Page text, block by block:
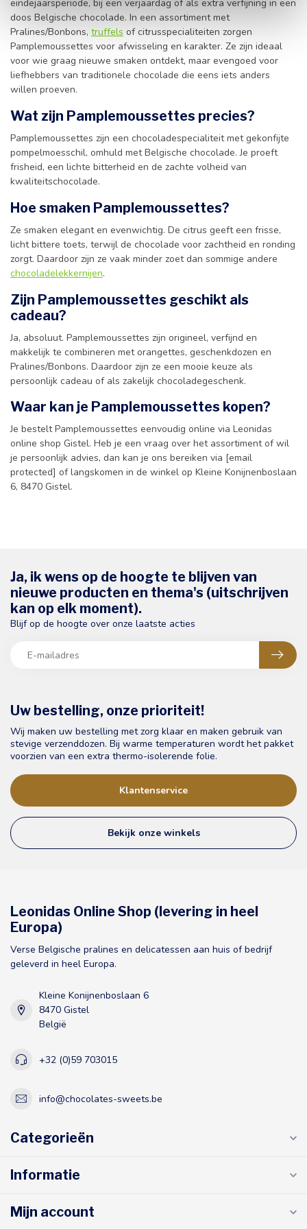
eindejaarsperiode, bij een verjaardag of als extra verfijning in een
doos Belgische chocolade. In een assortiment met
Pralines/Bonbons, truffels of citrusspecialiteiten zorgen
Pamplemoussettes voor afwisseling en karakter. Ze zijn ideaal
voor wie graag nieuwe smaken ontdekt, maar evengoed voor
liefhebbers van traditionele chocolade die eens iets anders
willen proeven.
Wat zijn Pamplemoussettes precies?
Pamplemoussettes zijn een chocoladespecialiteit met gekonfijte
pompelmoesschil, omhuld met Belgische chocolade. Je proeft
frisheid, een lichte bitterheid en de zachte volheid van
kwaliteitschocolade.
Hoe smaken Pamplemoussettes?
Ze smaken elegant en evenwichtig. De citrus geeft een frisse,
licht bittere toets, terwijl de chocolade voor zachtheid en ronding
zorgt. Daardoor zijn ze vaak minder zoet dan sommige andere
chocoladelekkernijen.
Zijn Pamplemoussettes geschikt als
cadeau?
Ja, absoluut. Pamplemoussettes zijn origineel, verfijnd en
makkelijk te combineren met orangettes, geschenkdozen en
Pralines/Bonbons. Daardoor zijn ze een mooie keuze als
persoonlijk cadeau of als zakelijk chocoladegeschenk.
Waar kan je Pamplemoussettes kopen?
Je bestelt Pamplemoussettes eenvoudig online via Leonidas
online shop Gistel. Heb je een vraag over het assortiment of wil
je persoonlijk advies, dan kan je ons bereiken via [email
protected] of langskomen in de winkel op Kleine Konijnenboslaan
6, 8470 Gistel.
Uw bestelling, onze prioriteit!
Wij maken uw bestelling met zorg klaar en maken gebruik van
stevige verzenddozen. Bij warme temperaturen wordt het pakket
voorzien van een extra thermo-isolerende folie.
Klantenservice
Bekijk onze winkels
Ja, ik wens op de hoogte te blijven van
nieuwe producten en thema's (uitschrijven
kan op elk moment).
Blijf op de hoogte over onze laatste acties
Leonidas Online Shop (levering in heel
Europa)
Verse Belgische pralines en delicatessen aan huis of bedrijf
geleverd in heel Europa.
Kleine Konijnenboslaan 6
8470 Gistel
België
+32 (0)59 703015
info@chocolates-sweets.be
Categorieën
Informatie
Mijn account